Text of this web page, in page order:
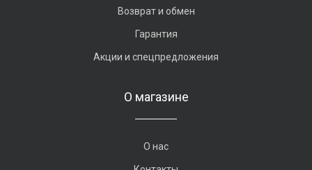
Возврат и обмен
Гарантия
Акции и спецпредложения
О магазине
О нас